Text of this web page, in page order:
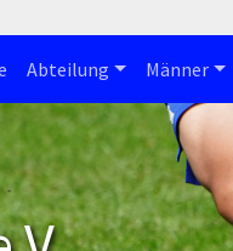
Abteilung Männer